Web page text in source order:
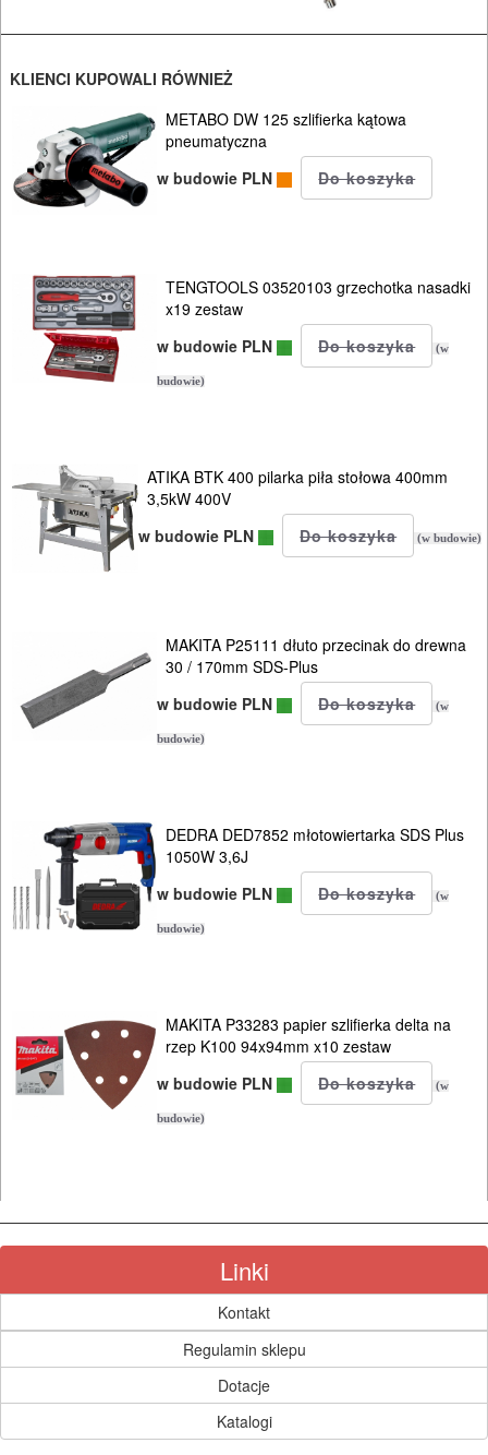
Instalacje
SPAWALNICTWO
URZĄDZENIA
ROZRUCHOWE
PROSTOWNIKI
OSPRZĘT
AGREGATY
PRĄDOWE
I
BHP
SPRZĘT
OGRODNICZE
NARZĘDZIA
PILARKI-
MYJKI
CIŚNIENIOWE
KLIENCI KUPOWALI RÓWNIEŻ
METABO DW 125 szlifierka kątowa
pneumatyczna
w budowie PLN
TENGTOOLS 03520103 grzechotka nasadki
x19 zestaw
w budowie PLN
(w
budowie)
ATIKA BTK 400 pilarka piła stołowa 400mm
3,5kW 400V
w budowie PLN
(w budowie)
MAKITA P25111 dłuto przecinak do drewna
30 / 170mm SDS-Plus
w budowie PLN
(w
budowie)
DEDRA DED7852 młotowiertarka SDS Plus
1050W 3,6J
w budowie PLN
(w
budowie)
MAKITA P33283 papier szlifierka delta na
rzep K100 94x94mm x10 zestaw
w budowie PLN
(w
budowie)
Linki
Kontakt
Regulamin sklepu
Dotacje
Katalogi